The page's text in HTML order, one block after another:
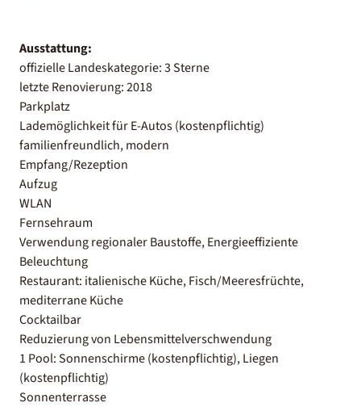
Ausstattung:
offizielle Landeskategorie: 3 Sterne
letzte Renovierung: 2018
Parkplatz
Lademöglichkeit für E-Autos (kostenpflichtig)
familienfreundlich, modern
Empfang/Rezeption
Aufzug
WLAN
Fernsehraum
Verwendung regionaler Baustoffe, Energieeffiziente
Beleuchtung
Restaurant: italienische Küche, Fisch/Meeresfrüchte,
mediterrane Küche
Cocktailbar
Reduzierung von Lebensmittelverschwendung
1 Pool: Sonnenschirme (kostenpflichtig), Liegen
(kostenpflichtig)
Sonnenterrasse